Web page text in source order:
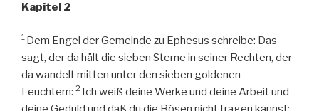
Kapitel 2
1 Dem Engel der Gemeinde zu Ephesus schreibe: Das
sagt, der da hält die sieben Sterne in seiner Rechten, der
da wandelt mitten unter den sieben goldenen
Leuchtern: 2 Ich weiß deine Werke und deine Arbeit und